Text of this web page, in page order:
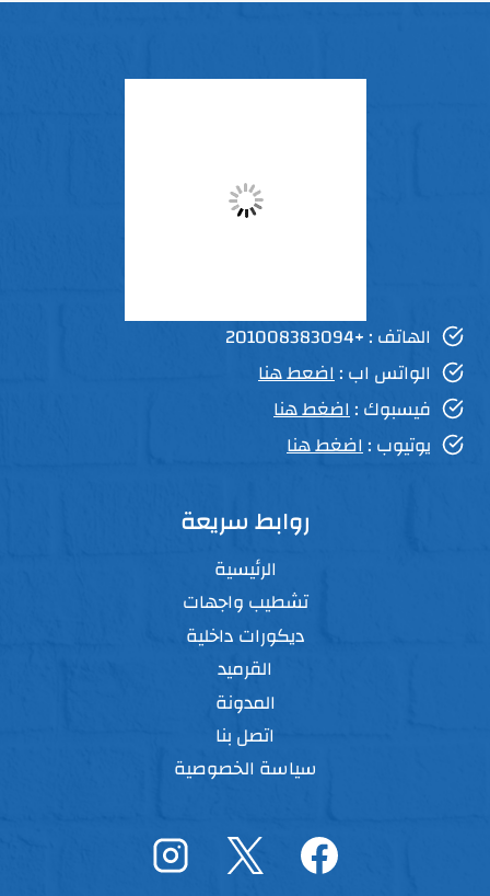
الهاتف : +201008383094
الواتس اب :اضعط هنا
فيسبوك :اضغط هنا
يوتيوب :اضغط هنا
روابط سريعة
الرئيسية
تشطيب واجهات
ديكورات داخلية
القرميد
المدونة
اتصل بنا
سياسة الخصوصية